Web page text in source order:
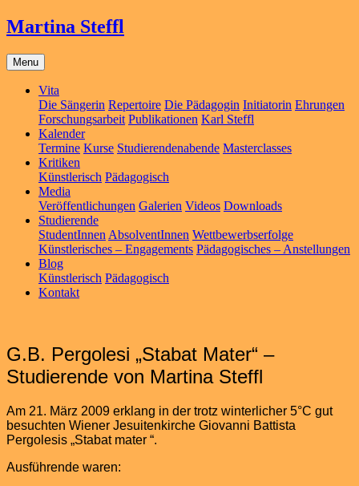
Martina Steffl
Menu
Vita
Die Sängerin Repertoire Die Pädagogin Initiatorin Ehrungen
Forschungsarbeit Publikationen Karl Steffl
Kalender
Termine Kurse Studierendenabende Masterclasses
Kritiken
Künstlerisch Pädagogisch
Media
Veröffentlichungen Galerien Videos Downloads
Studierende
StudentInnen AbsolventInnen Wettbewerbserfolge
Künstlerisches – Engagements Pädagogisches – Anstellungen
Blog
Künstlerisch Pädagogisch
Kontakt
G.B. Pergolesi „Stabat Mater“ –
Studierende von Martina Steffl
Am 21. März 2009 erklang in der trotz winterlicher 5°C gut
besuchten Wiener Jesuitenkirche Giovanni Battista
Pergolesis „Stabat mater “.
Ausführende waren: